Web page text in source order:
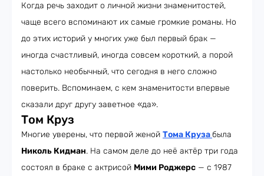
Когда речь заходит о личной жизни знаменитостей,
чаще всего вспоминают их самые громкие романы. Но
до этих историй у многих уже был первый брак —
иногда счастливый, иногда совсем короткий, а порой
настолько необычный, что сегодня в него сложно
поверить. Вспоминаем, с кем знаменитости впервые
сказали друг другу заветное «да».
Том Круз
Многие уверены, что первой женой Тома Круза была
Николь Кидман. На самом деле до неё актёр три года
состоял в браке с актрисой Мими Роджерс — с 1987